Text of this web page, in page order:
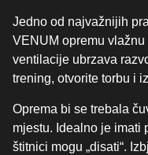
Jedno od najvažnijih
VENUM opremu
ventilacije ubrzava
trening, otvorite torbu i
Oprema bi se trebala
mjestu. Idealno je imati
štitnici mogu „disati“.